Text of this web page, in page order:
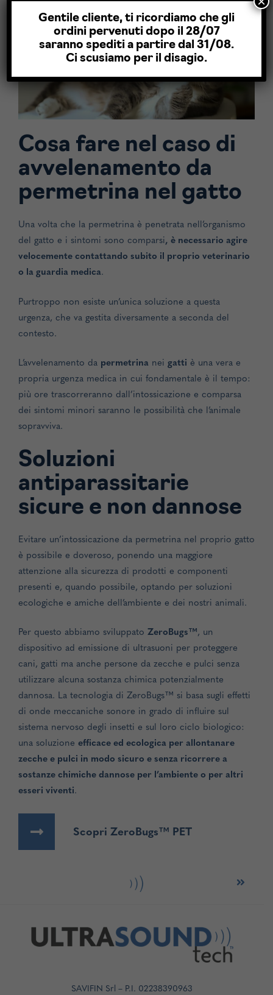
Cosa fare nel caso di
avvelenamento da
permetrina nel gatto
Una volta che la permetrina è penetrata nell’organismo
del gatto e i sintomi sono comparsi, è necessario agire
velocemente contattando subito il proprio veterinario
o la guardia medica.
Purtroppo non esiste un’unica soluzione a questa
urgenza, che va gestita diversamente a seconda del
contesto.
L’avvelenamento da permetrina nei gatti è una vera e
propria urgenza medica in cui fondamentale è il tempo:
più ore trascorreranno dall’intossicazione e comparsa
dei sintomi minori saranno le possibilità che l’animale
sopravviva.
Soluzioni
antiparassitarie
sicure e non dannose
Evitare un’intossicazione da permetrina nel proprio gatto
è possibile e doveroso, ponendo una maggiore
attenzione alla sicurezza di prodotti e componenti
presenti e, quando possibile, optando per soluzioni
ecologiche e amiche dell’ambiente e dei nostri animali.
Per questo abbiamo sviluppato ZeroBugs™, un
dispositivo ad emissione di ultrasuoni per proteggere
cani, gatti ma anche persone da zecche e pulci senza
utilizzare alcuna sostanza chimica potenzialmente
dannosa. La tecnologia di ZeroBugs™ si basa sugli effetti
di onde meccaniche sonore in grado di influire sul
sistema nervoso degli insetti e sul loro ciclo biologico:
una soluzione efficace ed ecologica per allontanare
zecche e pulci in modo sicuro e senza ricorrere a
sostanze chimiche dannose per l’ambiente o per altri
esseri viventi.
Scopri ZeroBugs™ PET
SAVIFIN Srl – P.I. 02238390963
Gentile cliente, ti ricordiamo che gli
ordini pervenuti dopo il 28/07
saranno spediti a partire dal 31/08.
Ci scusiamo per il disagio.